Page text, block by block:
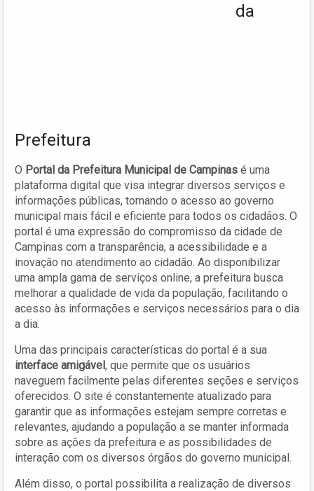
da
Prefeitura
O Portal da Prefeitura Municipal de Campinas é uma
plataforma digital que visa integrar diversos serviços e
informações públicas, tornando o acesso ao governo
municipal mais fácil e eficiente para todos os cidadãos. O
portal é uma expressão do compromisso da cidade de
Campinas com a transparência, a acessibilidade e a
inovação no atendimento ao cidadão. Ao disponibilizar
uma ampla gama de serviços online, a prefeitura busca
melhorar a qualidade de vida da população, facilitando o
acesso às informações e serviços necessários para o dia
a dia.
Uma das principais características do portal é a sua
interface amigável, que permite que os usuários
naveguem facilmente pelas diferentes seções e serviços
oferecidos. O site é constantemente atualizado para
garantir que as informações estejam sempre corretas e
relevantes, ajudando a população a se manter informada
sobre as ações da prefeitura e as possibilidades de
interação com os diversos órgãos do governo municipal.
Além disso, o portal possibilita a realização de diversos